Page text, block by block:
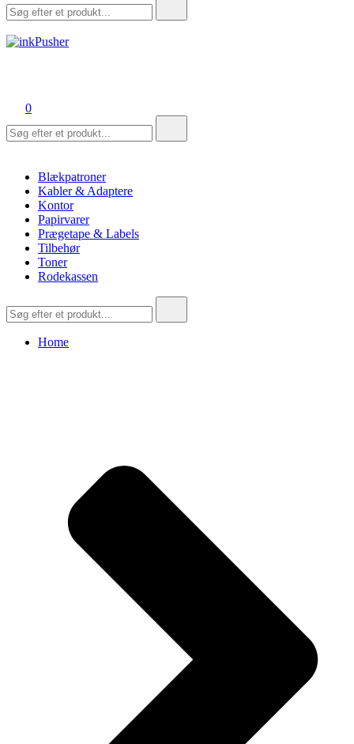
efter:
0
efter:
Blækpatroner
Kabler & Adaptere
Kontor
Papirvarer
Prægetape & Labels
Tilbehør
Toner
Rodekassen
efter:
Home